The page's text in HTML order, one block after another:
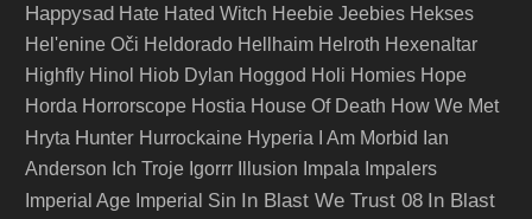
Happysad Hate Hated Witch Heebie Jeebies Hekses
Hel'enine Oči Heldorado Hellhaim Helroth Hexenaltar
Highfly Hinol Hiob Dylan Hoggod Holi Homies Hope
Horda Horrorscope Hostia House Of Death How We Met
Hryta Hunter Hurrockaine Hyperia I Am Morbid Ian
Anderson Ich Troje Igorrr Illusion Impala Impalers
Imperial Age Imperial Sin In Blast We Trust 08 In Blast